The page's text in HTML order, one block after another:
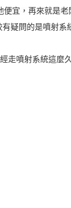
宜，再來就是
疑問的是噴射系
走噴射系統這麼